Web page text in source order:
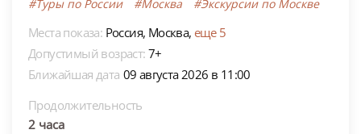
#Туры по России #Москва #Экскурсии по Москве
Места показа: Россия, Москва,еще 5
Допустимый возраст: 7+
Ближайшая дата 09 августа 2026 в 11:00
Продолжительность
2 часа